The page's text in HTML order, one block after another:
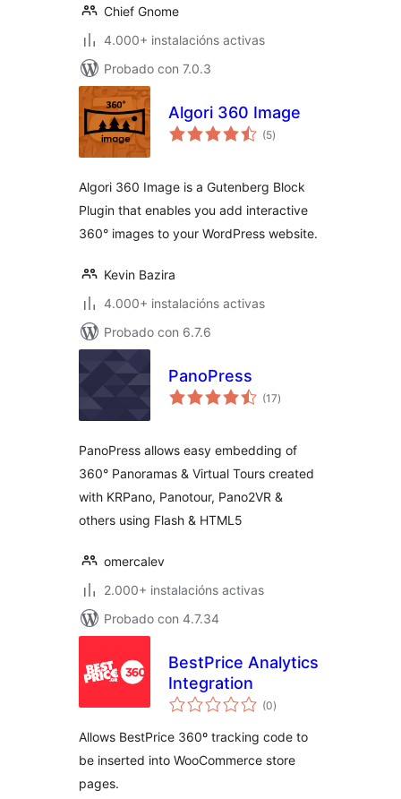
Chief Gnome
4.000+ instalacións activas
Probado con 7.0.3
Algori 360 Image
(5valoracións
totais
)
Algori 360 Image is a Gutenberg Block
Plugin that enables you add interactive
360° images to your WordPress website.
Kevin Bazira
4.000+ instalacións activas
Probado con 6.7.6
PanoPress
(17valoracións
totais
)
PanoPress allows easy embedding of
360° Panoramas & Virtual Tours created
with KRPano, Panotour, Pano2VR &
others using Flash & HTML5
omercalev
2.000+ instalacións activas
Probado con 4.7.34
BestPrice Analytics
Integration
(0valoracións
totais
)
Allows BestPrice 360º tracking code to
be inserted into WooCommerce store
pages.